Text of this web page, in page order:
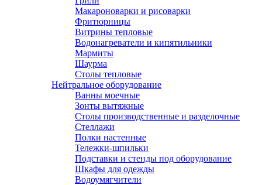
Макароноварки и рисоварки
Фритюрницы
Витрины тепловые
Водонагреватели и кипятильники
Мармиты
Шаурма
Столы тепловые
Нейтральное оборудование
Ванны моечные
Зонты вытяжные
Столы производственные и разделочные
Стеллажи
Полки настенные
Тележки-шпильки
Подставки и стенды под оборудование
Шкафы для одежды
Водоумягчители